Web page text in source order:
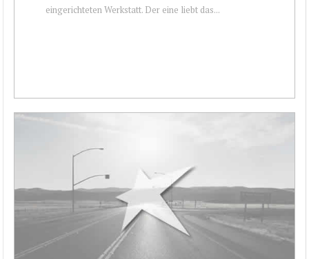
eingerichteten Werkstatt. Der eine liebt das...